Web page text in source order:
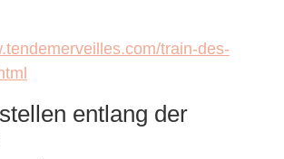
train-des-
entlang der